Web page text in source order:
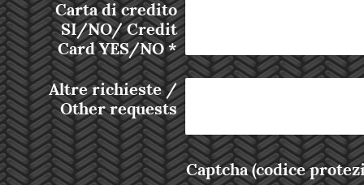
Carta di credito
SI/NO/ Credit
Card YES/NO*
Altre richieste /
Other requests